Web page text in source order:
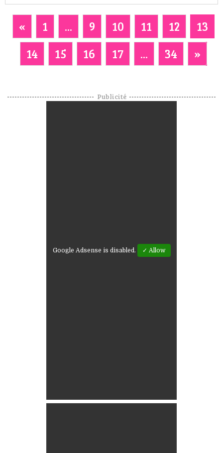
« 1 ... 9 10 11 12
13
14
15 16 17 ... 34 »
Publicité
Google Adsense is disabled. ✓ Allow